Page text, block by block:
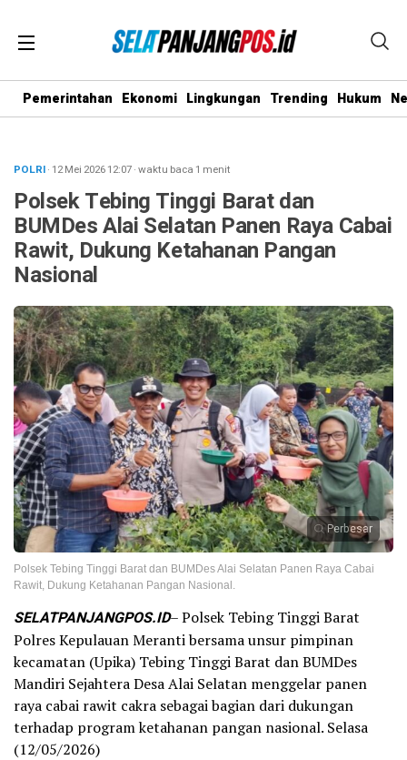
Pemerintahan Ekonomi Lingkungan Trending Hukum
POLRI· 12 Mei 202612:07·waktu baca 1 menit
Polsek Tebing Tinggi Barat dan
BUMDes Alai Selatan Panen Raya Cabai
Rawit, Dukung Ketahanan Pangan
Nasional
Perbesar
Polsek Tebing Tinggi Barat dan BUMDes Alai Selatan Panen Raya Cabai
Rawit, Dukung Ketahanan Pangan Nasional.
SELATPANJANGPOS.ID– Polsek Tebing Tinggi Barat
Polres Kepulauan Meranti bersama unsur pimpinan
kecamatan (Upika) Tebing Tinggi Barat dan BUMDes
Mandiri Sejahtera Desa Alai Selatan menggelar panen
raya cabai rawit cakra sebagai bagian dari dukungan
terhadap program ketahanan pangan nasional. Selasa
(12/05/2026)